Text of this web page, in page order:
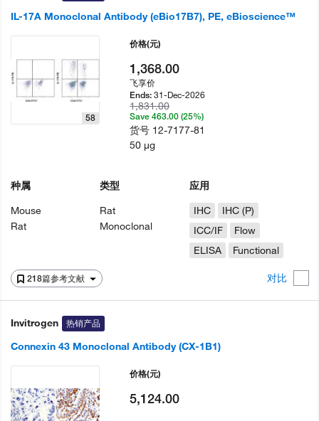
IL-17A Monoclonal Antibody (eBio17B7), PE, eBioscience™
218篇参考文献 对比
58
种属
Mouse
Rat
类型
Rat
Monoclonal
应用
IHC
IHC (P)
ICC/IF
Flow
ELISA
Functional
价格(元)
1,368.00
飞享价
Ends:31-Dec-2026
1,831.00
Save 463.00 (25%)
货号 12-7177-81
50 µg
Invitrogen 热销产品
Connexin 43 Monoclonal Antibody (CX-1B1)
价格(元)
5,124.00